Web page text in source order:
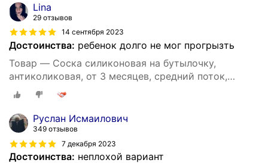
Lina
29 отзывов
14 сентября 2023
Достоинства: ребенок долго не мог прогрызть
Товар — Соска силиконовая на бутылочку,
антиколиковая, от 3 месяцев, средний поток,
фасовка 20 штук, для детей и малышей
Руслан Исмаилович
349 отзывов
7 декабря 2023
Достоинства: неплохой вариант